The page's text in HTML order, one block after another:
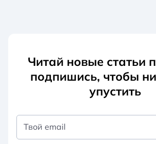
Читай новые статьи
подпишись, чтобы
упустить
Твой email